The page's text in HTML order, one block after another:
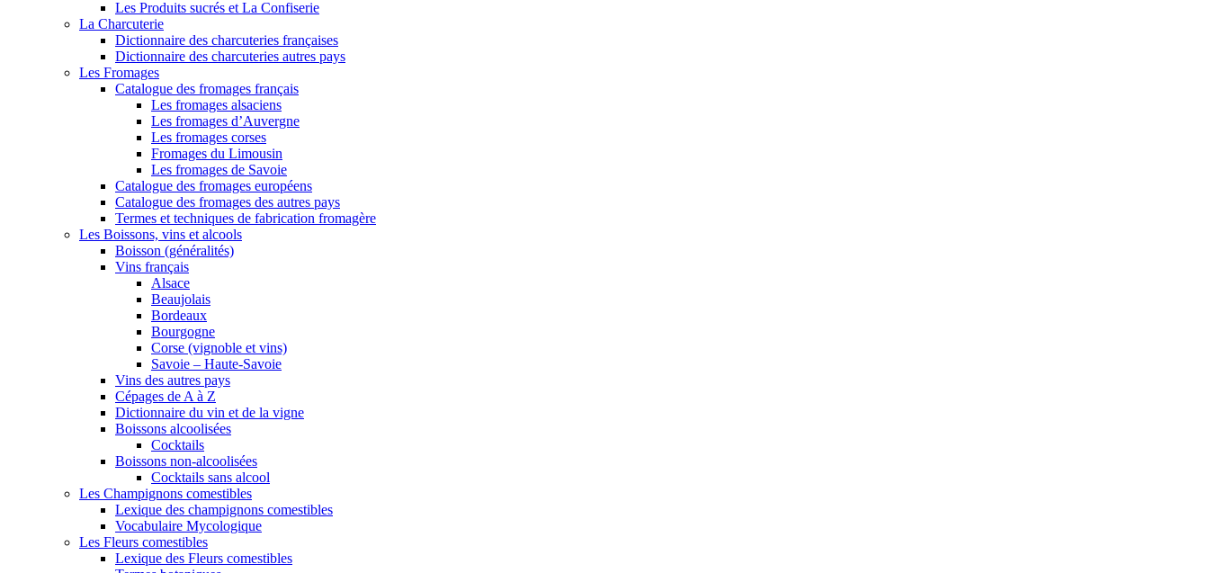
Les Produits sucrés et La Confiserie
La Charcuterie
Dictionnaire des charcuteries françaises
Dictionnaire des charcuteries autres pays
Les Fromages
Catalogue des fromages français
Les fromages alsaciens
Les fromages d’Auvergne
Les fromages corses
Fromages du Limousin
Les fromages de Savoie
Catalogue des fromages européens
Catalogue des fromages des autres pays
Termes et techniques de fabrication fromagère
Les Boissons, vins et alcools
Boisson (généralités)
Vins français
Alsace
Beaujolais
Bordeaux
Bourgogne
Corse (vignoble et vins)
Savoie – Haute-Savoie
Vins des autres pays
Cépages de A à Z
Dictionnaire du vin et de la vigne
Boissons alcoolisées
Cocktails
Boissons non-alcoolisées
Cocktails sans alcool
Les Champignons comestibles
Lexique des champignons comestibles
Vocabulaire Mycologique
Les Fleurs comestibles
Lexique des Fleurs comestibles